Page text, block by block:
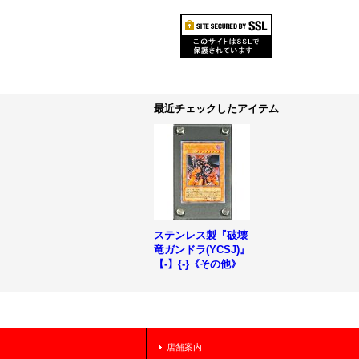
最近チェックしたアイテム
ステンレス製『破壊
竜ガンドラ(YCSJ)』
【-】{-}《その他》
店舗案内